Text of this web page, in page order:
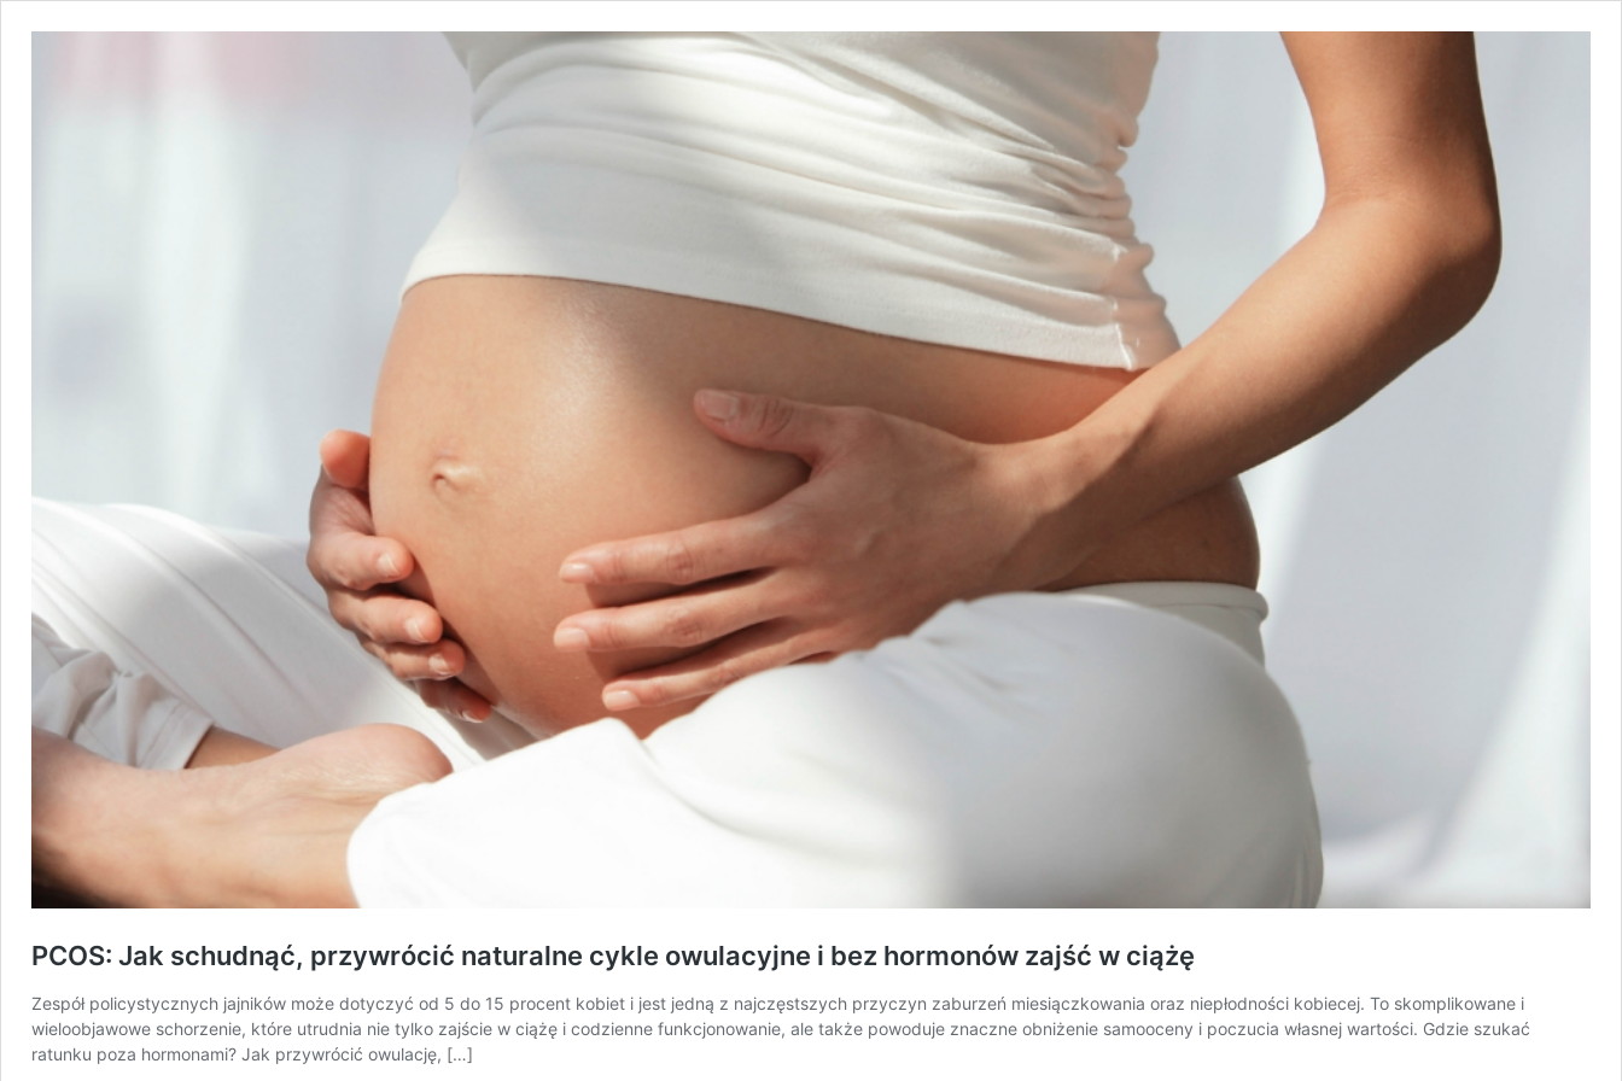
PCOS: Jak schudnąć, przywrócić naturalne cykle owulacyjne i bez hormonów zajść w ciążę
Zespół policystycznych jajników może dotyczyć od 5 do 15 procent kobiet i jest jedną z najczęstszych przyczyn zaburzeń miesiączkowania oraz niepłodności kobiecej. To skomplikowane i
wieloobjawowe schorzenie, które utrudnia nie tylko zajście w ciążę i codzienne funkcjonowanie, ale także powoduje znaczne obniżenie samooceny i poczucia własnej wartości. Gdzie szukać
ratunku poza hormonami? Jak przywrócić owulację, […]